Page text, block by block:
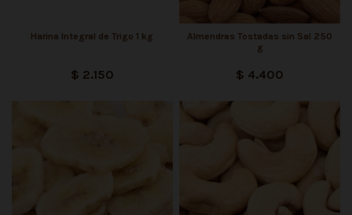
Harina Integral de Trigo 1 kg
$ 2.150
Almendras Tostadas sin Sal 250
g
$ 4.400